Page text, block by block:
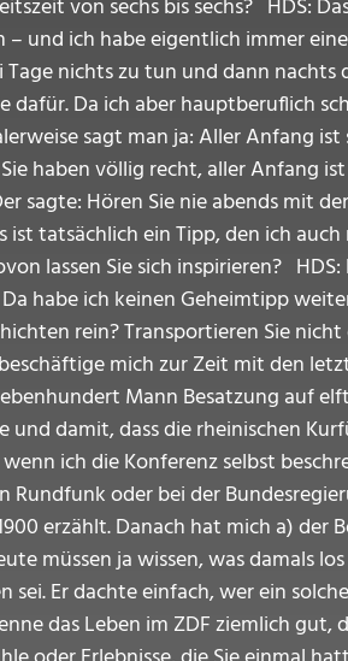
von sechs bis sechs? HDS:
– und ich habe eigentlich immer
nichts zu tun und dann
Da ich aber hauptberuflich
sagt man ja: Aller Anfang
haben völlig recht, aller Anfang ist
Hören Sie nie abends mit
tatsächlich ein Tipp, den ich
lassen Sie sich inspirieren?
habe ich keinen Geheimtipp
rein? Transportieren Sie
mich zur Zeit mit den
Mann Besatzung auf
damit, dass die rheinischen
ich die Konferenz selbst
oder bei der
erzählt. Danach hat mich a) der
müssen ja wissen, was damals
Er dachte einfach, wer ein
das Leben im ZDF ziemlich gut,